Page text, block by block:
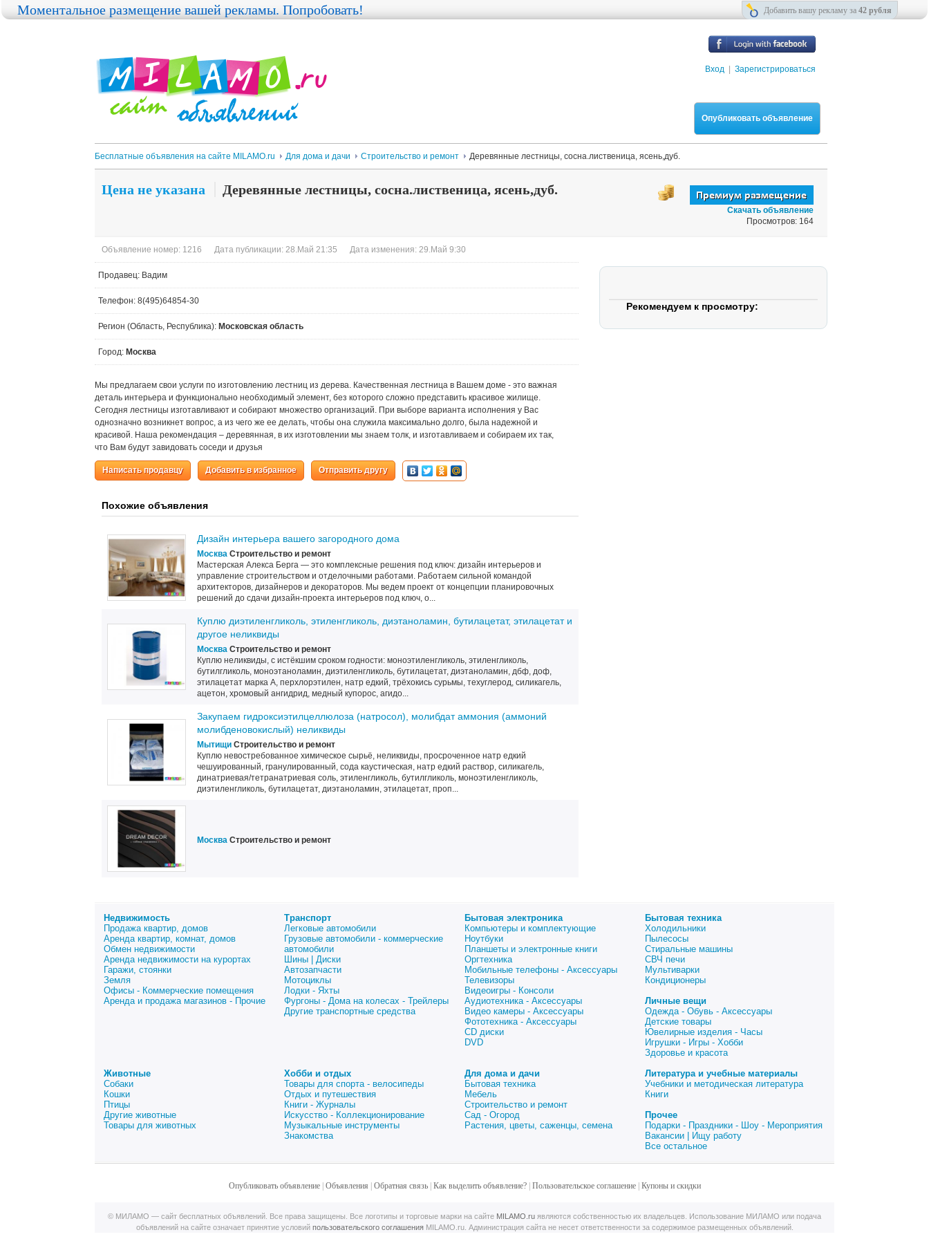
Вход Зарегистрироваться
Опубликовать объявление
Бесплатные объявления на сайте MILAMO.ru Для дома и дачи Строительство и ремонт Деревянные лестницы, сосна.лиственица, ясень,дуб.
Цена не указана Деревянные лестницы, сосна.лиственица, ясень,дуб.
Скачать объявление
Просмотров: 164
Объявление номер: 1216 Дата публикации: 28.Май 21:35 Дата изменения: 29.Май 9:30
Продавец: Вадим
Телефон: 8(495)64854-30
Регион (Область, Республика): Московская область
Город: Москва
Мы предлагаем свои услуги по изготовлению лестниц из дерева. Качественная лестница в Вашем доме - это важная
деталь интерьера и функционально необходимый элемент, без которого сложно представить красивое жилище.
Сегодня лестницы изготавливают и собирают множество организаций. При выборе варианта иcполнения у Вас
однозначно возникнет вопрос, а из чего же ее делать, чтобы она служила максимально долго, была надежной и
красивой. Наша рекомендация – деревянная, в их изготовлении мы знаем толк, и изготавливаем и собираем их так,
что Вам будут завидовать соседи и друзья
Написать продавцу Добавить в избранное Отправить другу
Похожие объявления
Дизайн интерьера вашего загородного дома
Москва Строительство и ремонт
Мастерская Алекса Берга — это комплексные решения под ключ: дизайн интерьеров и
управление строительством и отделочными работами. Работаем сильной командой
архитекторов, дизайнеров и декораторов. Мы ведем проект от концепции планировочных
решений до сдачи дизайн-проекта интерьеров под ключ, о...
Куплю диэтиленгликоль, этиленгликоль, диэтаноламин, бутилацетат, этилацетат и
другое неликвиды
Москва Строительство и ремонт
Куплю неликвиды, с истёкшим сроком годности: моноэтиленгликоль, этиленгликоль,
бутилгликоль, моноэтаноламин, диэтиленгликоль, бутилацетат, диэтаноламин, дбф, доф,
этилацетат марка А, перхлорэтилен, натр едкий, трёхокись сурьмы, техуглерод, силикагель,
ацетон, хромовый ангидрид, медный купорос, агидо...
Закупаем гидроксиэтилцеллюлоза (натросол), молибдат аммония (аммоний
молибденовокислый) неликвиды
Мытищи Строительство и ремонт
Куплю невостребованное химическое сырьё, неликвиды, просроченное натр едкий
чешуированный, гранулированный, сода каустическая, натр едкий раствор, силикагель,
динатриевая/тетранатриевая соль, этиленгликоль, бутилгликоль, моноэтиленгликоль,
диэтиленгликоль, бутилацетат, диэтаноламин, этилацетат, проп...
Москва Строительство и ремонт
Моментальное размещение вашей рекламы. Попробовать! Добавить вашу рекламу за 42 рубля
Рекомендуем к просмотру:
Недвижимость
Продажа квартир, домов
Аренда квартир, комнат, домов
Обмен недвижимости
Аренда недвижимости на курортах
Гаражи, стоянки
Земля
Офисы - Коммерческие помещения
Аренда и продажа магазинов - Прочие
Транспорт
Легковые автомобили
Грузовые автомобили - коммерческие
автомобили
Шины | Диски
Автозапчасти
Мотоциклы
Лодки - Яхты
Фургоны - Дома на колесах - Трейлеры
Другие транспортные средства
Бытовая электроника
Компьютеры и комплектующие
Ноутбуки
Планшеты и электронные книги
Оргтехника
Мобильные телефоны - Аксессуары
Телевизоры
Видеоигры - Консоли
Аудиотехника - Аксессуары
Видео камеры - Аксессуары
Фототехника - Аксессуары
CD диски
DVD
Бытовая техника
Холодильники
Пылесосы
Стиральные машины
СВЧ печи
Мультиварки
Кондиционеры
Личные вещи
Одежда - Обувь - Аксессуары
Детские товары
Ювелирные изделия - Часы
Игрушки - Игры - Хобби
Здоровье и красота
Животные
Собаки
Кошки
Птицы
Другие животные
Товары для животных
Хобби и отдых
Товары для спорта - велосипеды
Отдых и путешествия
Книги - Журналы
Искусство - Коллекционирование
Музыкальные инструменты
Знакомства
Для дома и дачи
Бытовая техника
Мебель
Строительство и ремонт
Сад - Огород
Растения, цветы, саженцы, семена
Литература и учебные материалы
Учебники и методическая литература
Книги
Прочее
Подарки - Праздники - Шоу - Мероприятия
Вакансии | Ищу работу
Все остальное
Опубликовать объявление| Объявления Обратная связь| Как выделить объявление?| Пользовательское соглашение| Купоны и скидки
© МИЛАМО — сайт бесплатных объявлений. Все права защищены. Все логотипы и торговые марки на сайте MILAMO.ru являются собственностью их владельцев. Использование МИЛАМО или подача
объявлений на сайте означает принятие условий пользовательского соглашенияMILAMO.ru. Администрация сайта не несет ответственности за содержимое размещенных объявлений.